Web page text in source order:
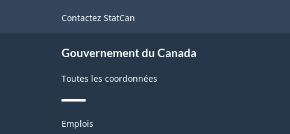
Fabrication
forestière
-
Structure
Contactez StatCan
Gouvernement du Canada
Toutes les coordonnées
Thèmes
Emplois